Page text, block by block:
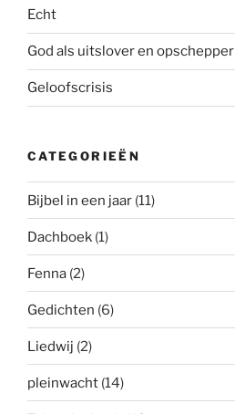
Echt
God als uitslover en opschepper
Geloofscrisis
CATEGORIEËN
Bijbel in een jaar (11)
Dachboek (1)
Fenna (2)
Gedichten (6)
Liedwij (2)
pleinwacht (14)